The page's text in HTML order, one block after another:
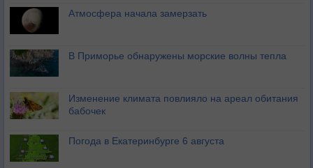
Атмосфера начала замерзать
В Приморье обнаружены морские волны тепла
Изменение климата повлияло на ареал обитания
бабочек
Погода в Екатеринбурге 6 августа